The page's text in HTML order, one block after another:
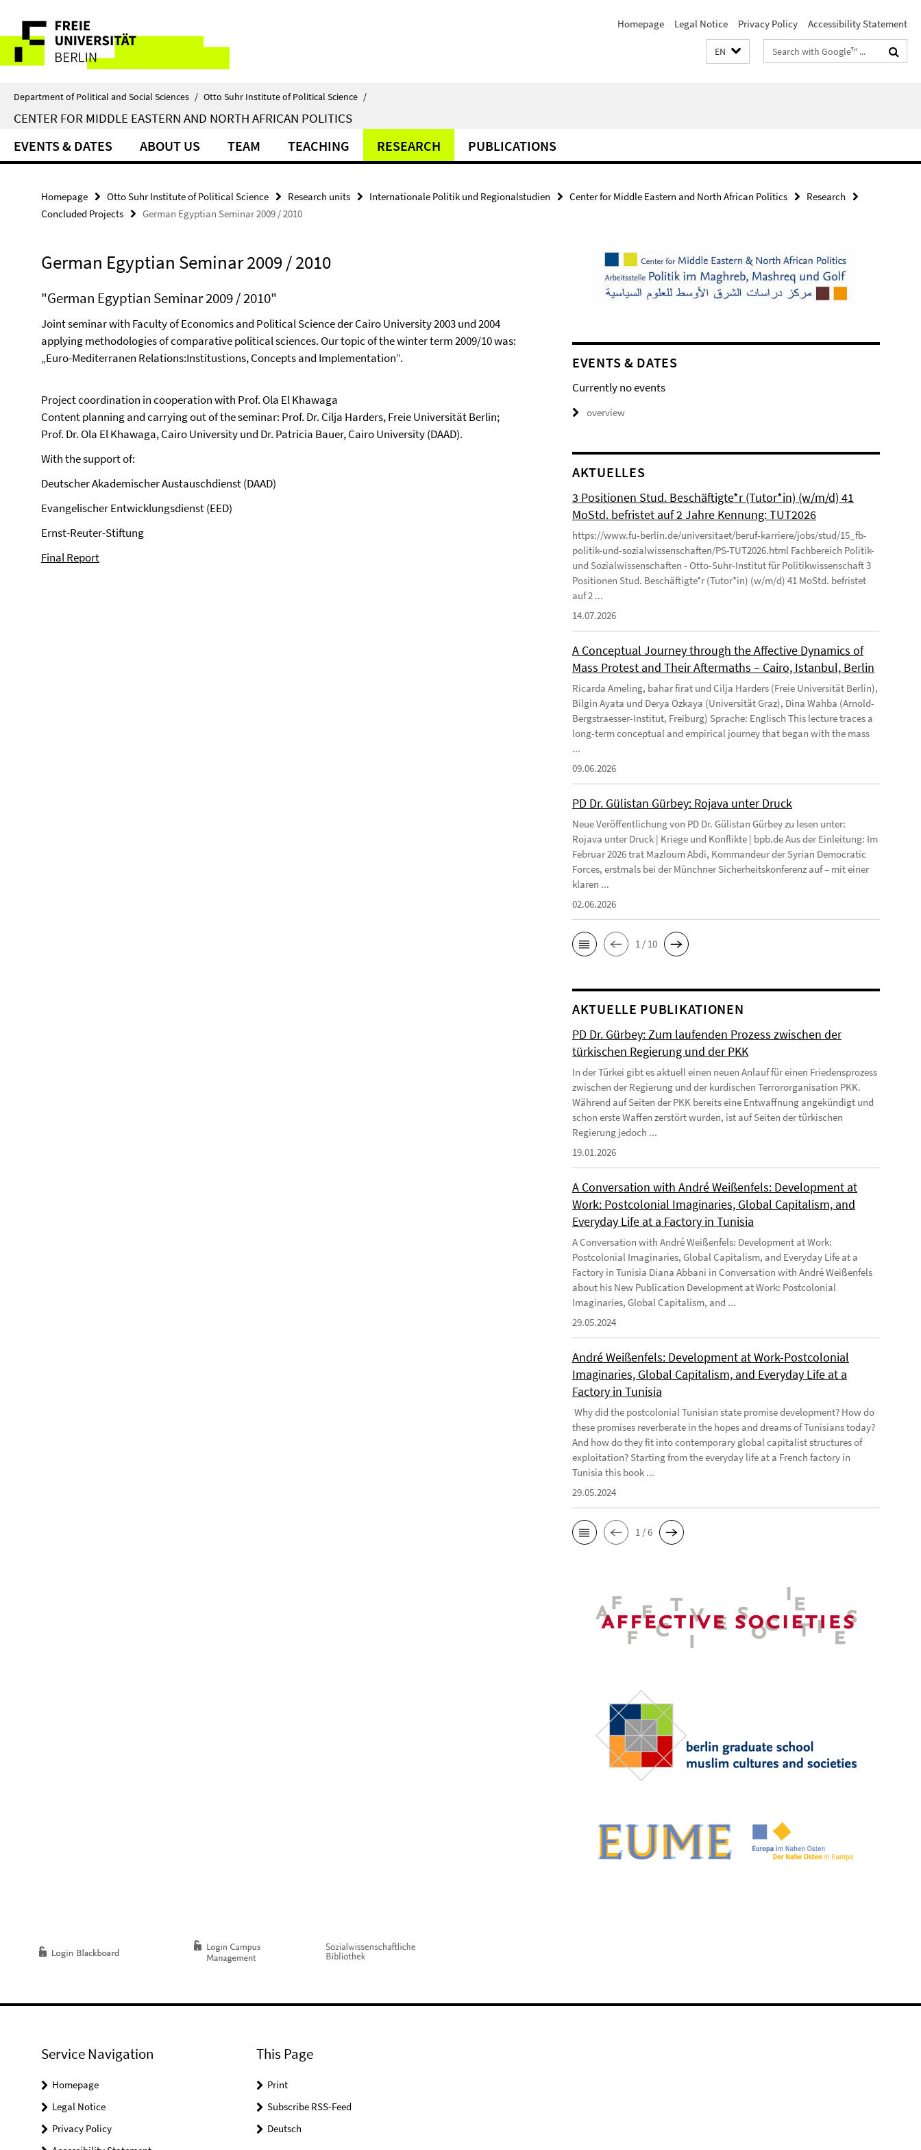
direkt
Inhalt
Service
Navigation
Homepage Legal Notice Privacy Policy Accessibility Statement
EN
Search
terms
Department of Political and Social Sciences / Otto Suhr Institute of Political Science /
CENTER FOR MIDDLE EASTERN AND NORTH AFRICAN POLITICS
EVENTS & DATES ABOUT US TEAM TEACHING RESEARCH PUBLICATIONS
Homepage Otto Suhr Institute of Political Science Research units Internationale Politik und Regionalstudien Center for Middle Eastern and North African Politics
Research
Concluded Projects
German Egyptian Seminar 2009 / 2010
German Egyptian Seminar 2009 / 2010
"German Egyptian Seminar 2009 / 2010"
Joint seminar with Faculty of Economics and Political Science der Cairo University 2003 und 2004
applying methodologies of comparative political sciences. Our topic of the winter term 2009/10 was:
„Euro-Mediterranen Relations:Institustions, Concepts and Implementation“.
Project coordination in cooperation with Prof. Ola El Khawaga
Content planning and carrying out of the seminar: Prof. Dr. Cilja Harders, Freie Universität Berlin;
Prof. Dr. Ola El Khawaga, Cairo University und Dr. Patricia Bauer, Cairo University (DAAD).
With the support of:
Deutscher Akademischer Austauschdienst (DAAD)
Evangelischer Entwicklungsdienst (EED)
Ernst-Reuter-Stiftung
Final Report
EVENTS & DATES
Currently no events
overview
AKTUELLES
3 Positionen Stud. Beschäftigte*r (Tutor*in) (w/m/d) 41
MoStd. befristet auf 2 Jahre Kennung: TUT2026
https://www.fu-berlin.de/universitaet/beruf-karriere/jobs/stud/15_fb-
politik-und-sozialwissenschaften/PS-TUT2026.html Fachbereich Politik-
und Sozialwissenschaften - Otto-Suhr-Institut für Politikwissenschaft 3
Positionen Stud. Beschäftigte*r (Tutor*in) (w/m/d) 41 MoStd. befristet
auf 2 ...
14.07.2026
A Conceptual Journey through the Affective Dynamics of
Mass Protest and Their Aftermaths – Cairo, Istanbul, Berlin
Ricarda Ameling, bahar firat und Cilja Harders (Freie Universität Berlin),
Bilgin Ayata und Derya Özkaya (Universität Graz), Dina Wahba (Arnold-
Bergstraesser-Institut, Freiburg) Sprache: Englisch This lecture traces a
long-term conceptual and empirical journey that began with the mass
...
09.06.2026
PD Dr. Gülistan Gürbey: Rojava unter Druck
Neue Veröffentlichung von PD Dr. Gülistan Gürbey zu lesen unter:
Rojava unter Druck | Kriege und Konflikte | bpb.de Aus der Einleitung: Im
Februar 2026 trat Mazloum Abdi, Kommandeur der Syrian Democratic
Forces, erstmals bei der Münchner Sicherheitskonferenz auf – mit einer
klaren ...
02.06.2026
1 / 10
AKTUELLE PUBLIKATIONEN
PD Dr. Gürbey: Zum laufenden Prozess zwischen der
türkischen Regierung und der PKK
In der Türkei gibt es aktuell einen neuen Anlauf für einen Friedensprozess
zwischen der Regierung und der kurdischen Terrororganisation PKK.
Während auf Seiten der PKK bereits eine Entwaffnung angekündigt und
schon erste Waffen zerstört wurden, ist auf Seiten der türkischen
Regierung jedoch ...
19.01.2026
A Conversation with André Weißenfels: Development at
Work: Postcolonial Imaginaries, Global Capitalism, and
Everyday Life at a Factory in Tunisia
A Conversation with André Weißenfels: Development at Work:
Postcolonial Imaginaries, Global Capitalism, and Everyday Life at a
Factory in Tunisia Diana Abbani in Conversation with André Weißenfels
about his New Publication Development at Work: Postcolonial
Imaginaries, Global Capitalism, and ...
29.05.2024
André Weißenfels: Development at Work-Postcolonial
Imaginaries, Global Capitalism, and Everyday Life at a
Factory in Tunisia
Why did the postcolonial Tunisian state promise development? How do
these promises reverberate in the hopes and dreams of Tunisians today?
And how do they fit into contemporary global capitalist structures of
exploitation? Starting from the everyday life at a French factory in
Tunisia this book ...
29.05.2024
1 / 6
Service Navigation
Homepage
Legal Notice
Privacy Policy
This Page
Print
Subscribe RSS-Feed
Deutsch